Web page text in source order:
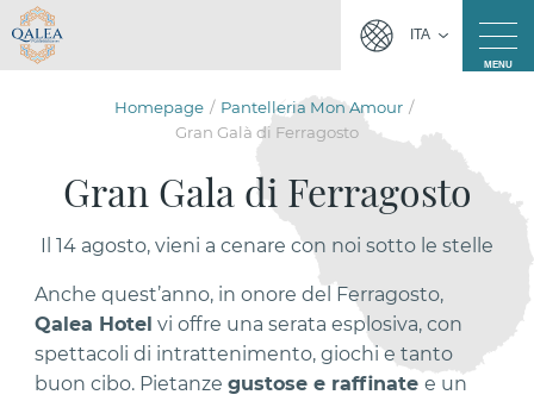
ITA
MENU
Homepage
Pantelleria Mon Amour
Gran Galà di Ferragosto
Gran Gala di Ferragosto
Il 14 agosto, vieni a cenare con noi sotto le stelle
Anche quest’anno, in onore del Ferragosto,
Qalea Hotel vi offre una serata esplosiva, con
spettacoli di intrattenimento, giochi e tanto
buon cibo. Pietanzegustose e raffinatee un